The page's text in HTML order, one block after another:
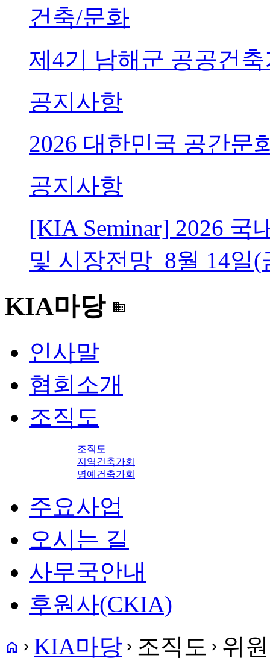
건축/문화
제4기 남해군 공공건
공지사항
2026 대한민국 공간문
공지사항
[KIA Seminar] 2026 국
및 시장전망_8월 14일(
KIA마당 domain
인사말
협회소개
조직도
조직도
지역건축가회
명예건축가회
주요사업
오시는 길
사무국안내
후원사(CKIA)
home navigate_next KIA마당 navigate_next 조직도 navigate_next 위